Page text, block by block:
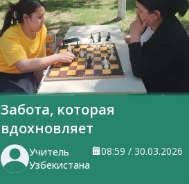
Забота, которая
вдохновляет
Учитель
Узбекистана
08:59 / 30.03.2026